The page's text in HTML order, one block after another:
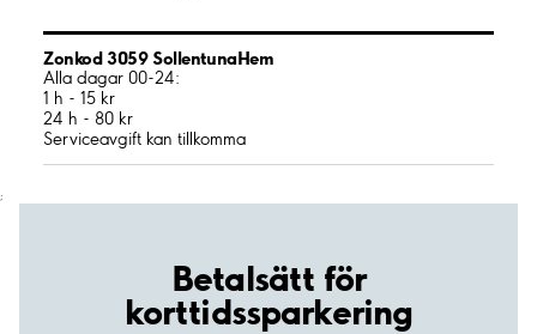
Zonkod 3059 SollentunaHem
Alla dagar 00-24:
1 h - 15 kr
24 h - 80 kr
Serviceavgift kan tillkomma
;
Betalsätt för
korttidssparkering